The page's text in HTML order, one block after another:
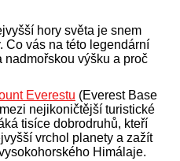
hory světa je snem
Co vás na této legendární
nadmořskou výšku a proč
Everestu (Everest Base
nejikoničtější turistické
tisíce dobrodruhů, kteří
vrchol planety a zažít
Himálaje.